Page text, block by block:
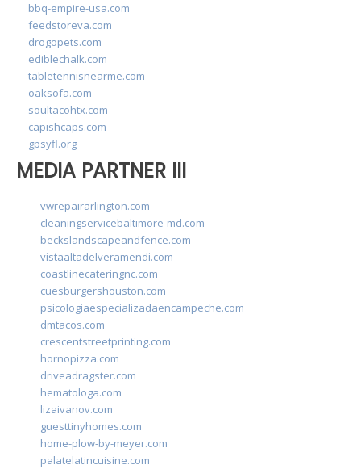
bbq-empire-usa.com
feedstoreva.com
drogopets.com
ediblechalk.com
tabletennisnearme.com
oaksofa.com
soultacohtx.com
capishcaps.com
gpsyfl.org
MEDIA PARTNER III
vwrepairarlington.com
cleaningservicebaltimore-md.com
beckslandscapeandfence.com
vistaaltadelveramendi.com
coastlinecateringnc.com
cuesburgershouston.com
psicologiaespecializadaencampeche.com
dmtacos.com
crescentstreetprinting.com
hornopizza.com
driveadragster.com
hematologa.com
lizaivanov.com
guesttinyhomes.com
home-plow-by-meyer.com
palatelatincuisine.com